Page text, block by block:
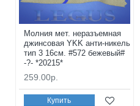
Молния мет. неразъемная
джинсовая YKK анти-никель
тип 3 16см. #572 бежевый#
-?- *20215*
259.00р.
Купить